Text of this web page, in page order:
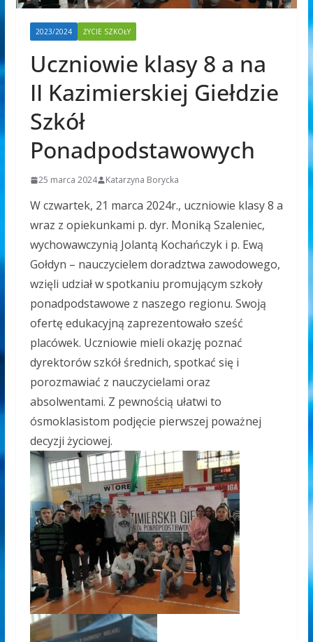
2023/2024 ŻYCIE SZKOŁY
Uczniowie klasy 8 a na
II Kazimierskiej Giełdzie
Szkół
Ponadpodstawowych
25 marca 2024 Katarzyna Borycka
W czwartek, 21 marca 2024r., uczniowie klasy 8 a
wraz z opiekunkami p. dyr. Moniką Szaleniec,
wychowawczynią Jolantą Kochańczyk i p. Ewą
Gołdyn – nauczycielem doradztwa zawodowego,
wzięli udział w spotkaniu promującym szkoły
ponadpodstawowe z naszego regionu. Swoją
ofertę edukacyjną zaprezentowało sześć
placówek. Uczniowie mieli okazję poznać
dyrektorów szkół średnich, spotkać się i
porozmawiać z nauczycielami oraz
absolwentami. Z pewnością ułatwi to
ósmoklasistom podjęcie pierwszej poważnej
decyzji życiowej.